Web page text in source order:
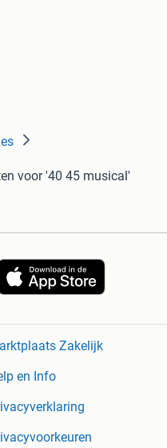
voor '40 45 musical'
Zakelijk
en Info